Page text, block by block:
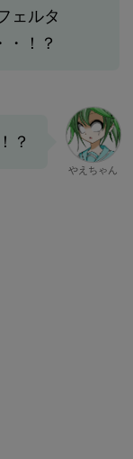
ェルタ
・！？
？
やえちゃん